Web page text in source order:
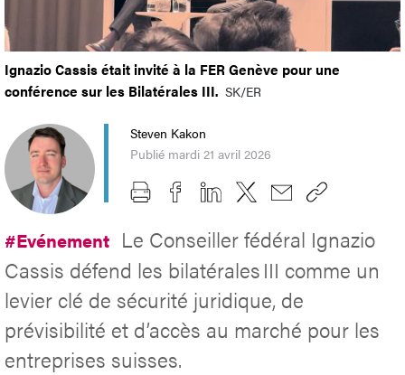
Ignazio Cassis était invité à la FER Genève pour une
conférence sur les Bilatérales III. SK/ER
Steven Kakon
Publié mardi 21 avril 2026
#Evénement Le Conseiller fédéral Ignazio
Cassis défend les bilatérales III comme un
levier clé de sécurité juridique, de
prévisibilité et d’accès au marché pour les
entreprises suisses.